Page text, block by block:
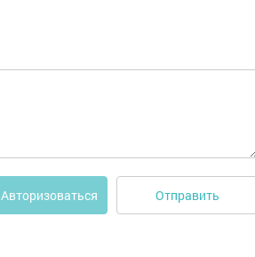
Авторизоваться Отправить